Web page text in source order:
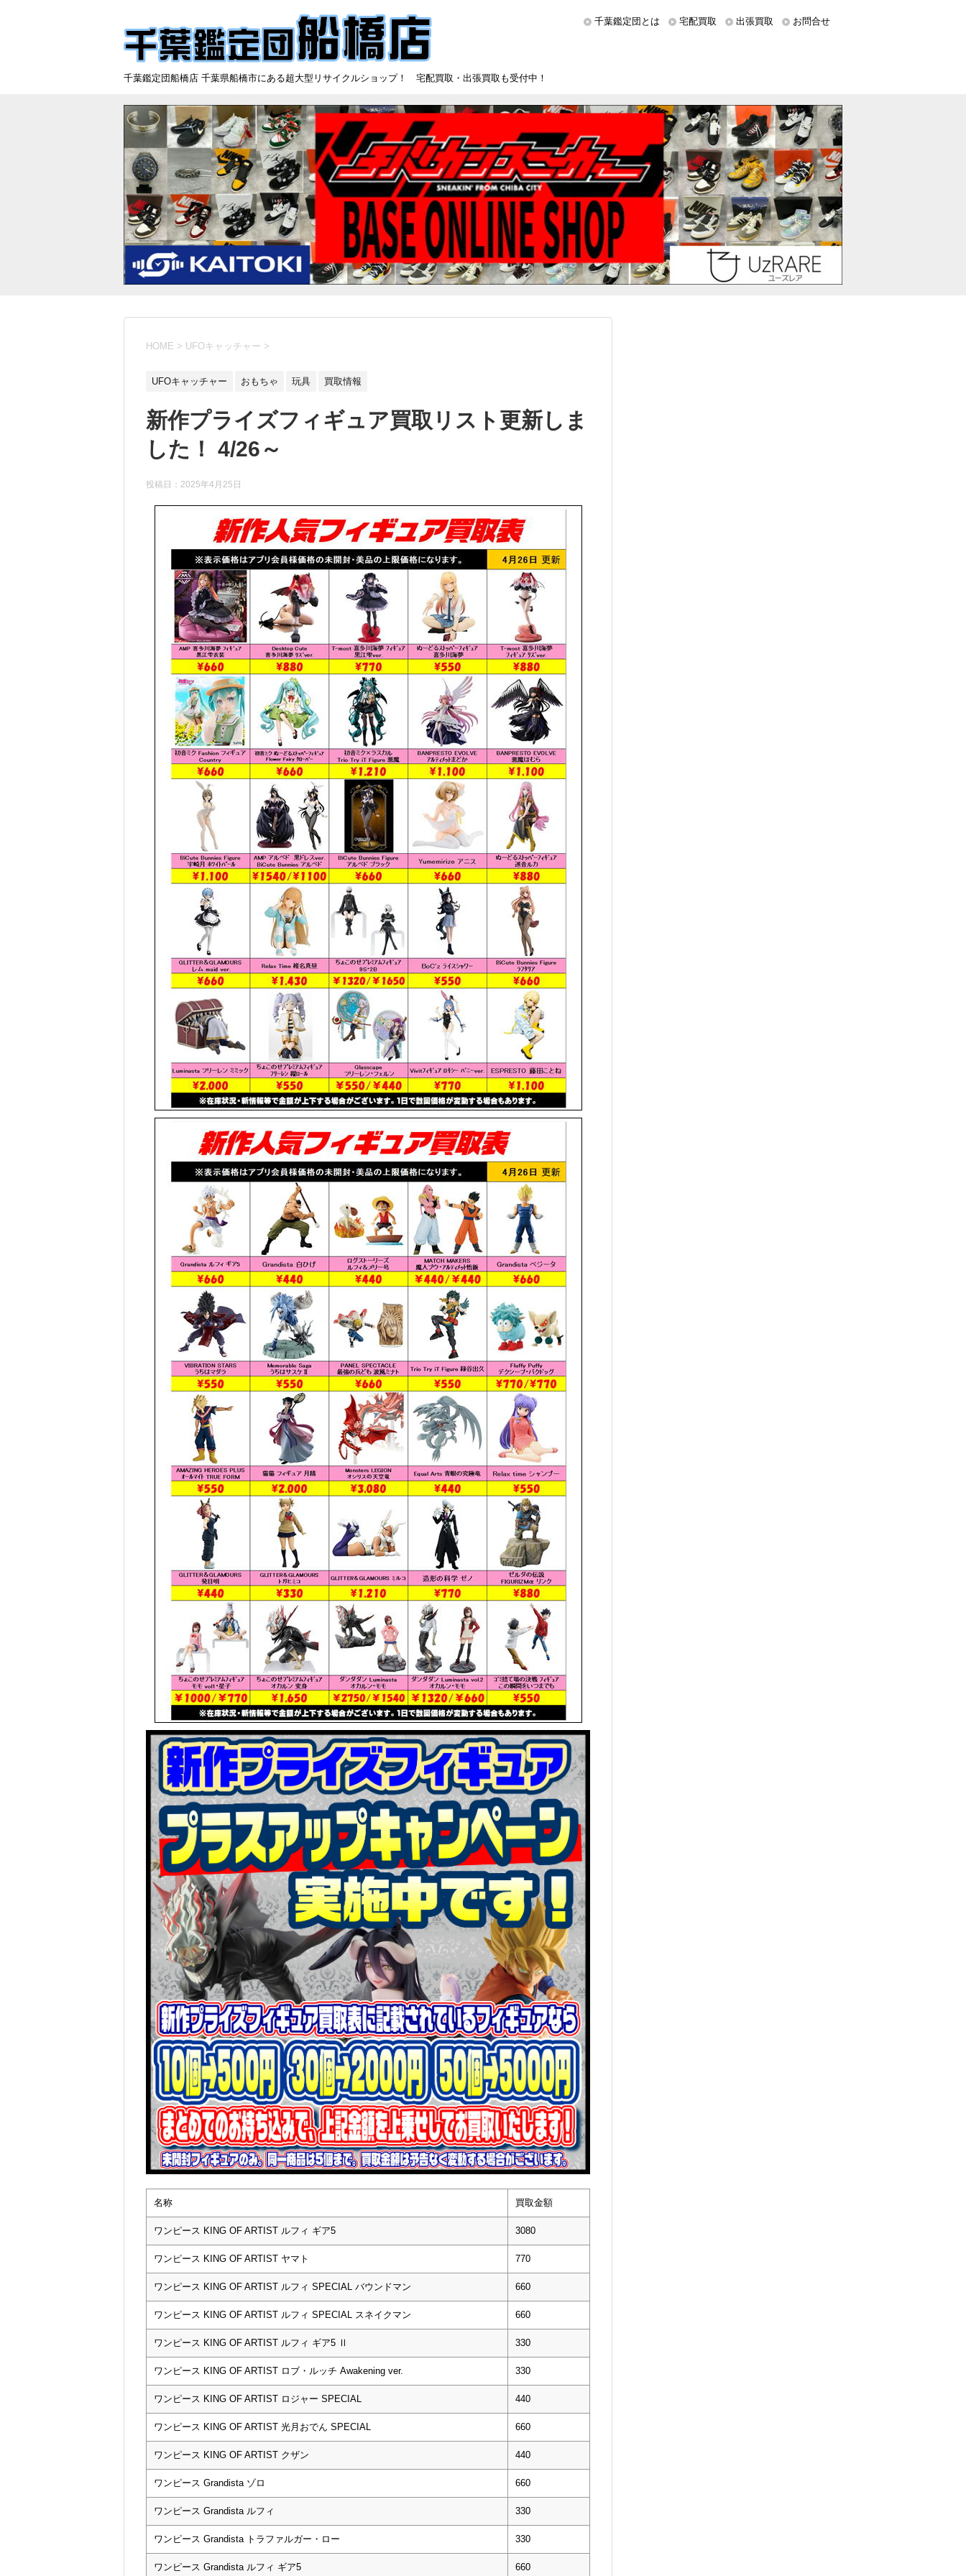
千葉鑑定団船橋店 千葉県船橋市にある超大型リサイクルショップ！ 宅配買取・出張買取も受付中！
千葉鑑定団とは 宅配買取 出張買取 お問合せ
HOME > UFOキャッチャー >
UFOキャッチャー おもちゃ 玩具 買取情報
新作プライズフィギュア買取リスト更新しま
した！ 4/26～
投稿日： 2025年4月25日
名称 買取金額
ワンピース KING OF ARTIST ルフィ ギア5 3080
ワンピース KING OF ARTIST ヤマト 770
ワンピース KING OF ARTIST ルフィ SPECIAL バウンドマン 660
ワンピース KING OF ARTIST ルフィ SPECIAL スネイクマン 660
ワンピース KING OF ARTIST ルフィ ギア5 Ⅱ 330
ワンピース KING OF ARTIST ロブ・ルッチ Awakening ver. 330
ワンピース KING OF ARTIST ロジャー SPECIAL 440
ワンピース KING OF ARTIST 光月おでん SPECIAL 660
ワンピース KING OF ARTIST クザン 440
ワンピース Grandista ゾロ 660
ワンピース Grandista ルフィ 330
ワンピース Grandista トラファルガー・ロー 330
ワンピース Grandista ルフィ ギア5 660